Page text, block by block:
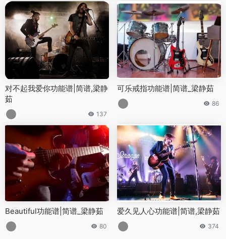
对不起我爱你功能谱|简谱,梁静
茹
137
可乐戒指功能谱|简谱_梁静茹
86
Beautiful功能谱|简谱_梁静茹
80
爱久见人心功能谱|简谱,梁静茹
374